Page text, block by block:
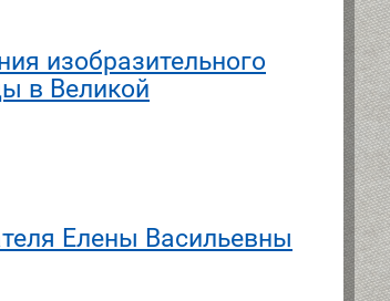
изобразительного
в Великой
Елены Васильевны